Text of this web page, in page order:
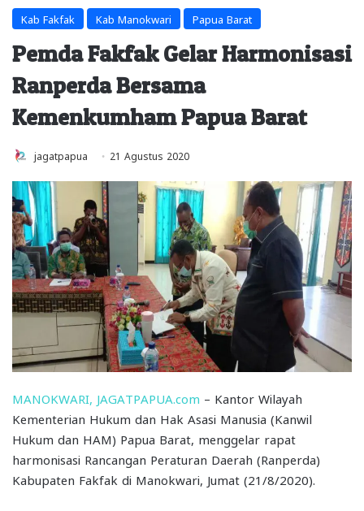
Kab Fakfak Kab Manokwari Papua Barat
Pemda Fakfak Gelar Harmonisasi
Ranperda Bersama
Kemenkumham Papua Barat
jagatpapua 21 Agustus 2020
MANOKWARI, JAGATPAPUA.com – Kantor Wilayah
Kementerian Hukum dan Hak Asasi Manusia (Kanwil
Hukum dan HAM) Papua Barat, menggelar rapat
harmonisasi Rancangan Peraturan Daerah (Ranperda)
Kabupaten Fakfak di Manokwari, Jumat (21/8/2020).